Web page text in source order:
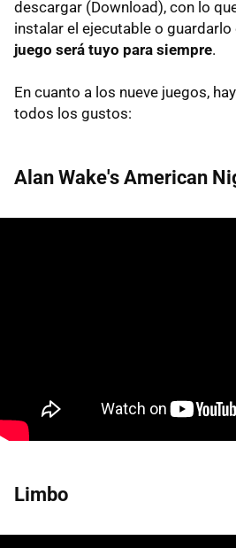
descargar (Download), con lo
instalar el ejecutable o guardarlo
juego será tuyo para siempre.
En cuanto a los nueve juegos,
todos los gustos:
Alan Wake's American
Limbo